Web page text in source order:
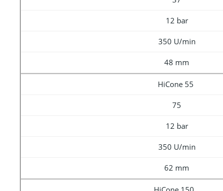
12 bar
350 U/min
48 mm
HiCone 55
75
12 bar
350 U/min
62 mm